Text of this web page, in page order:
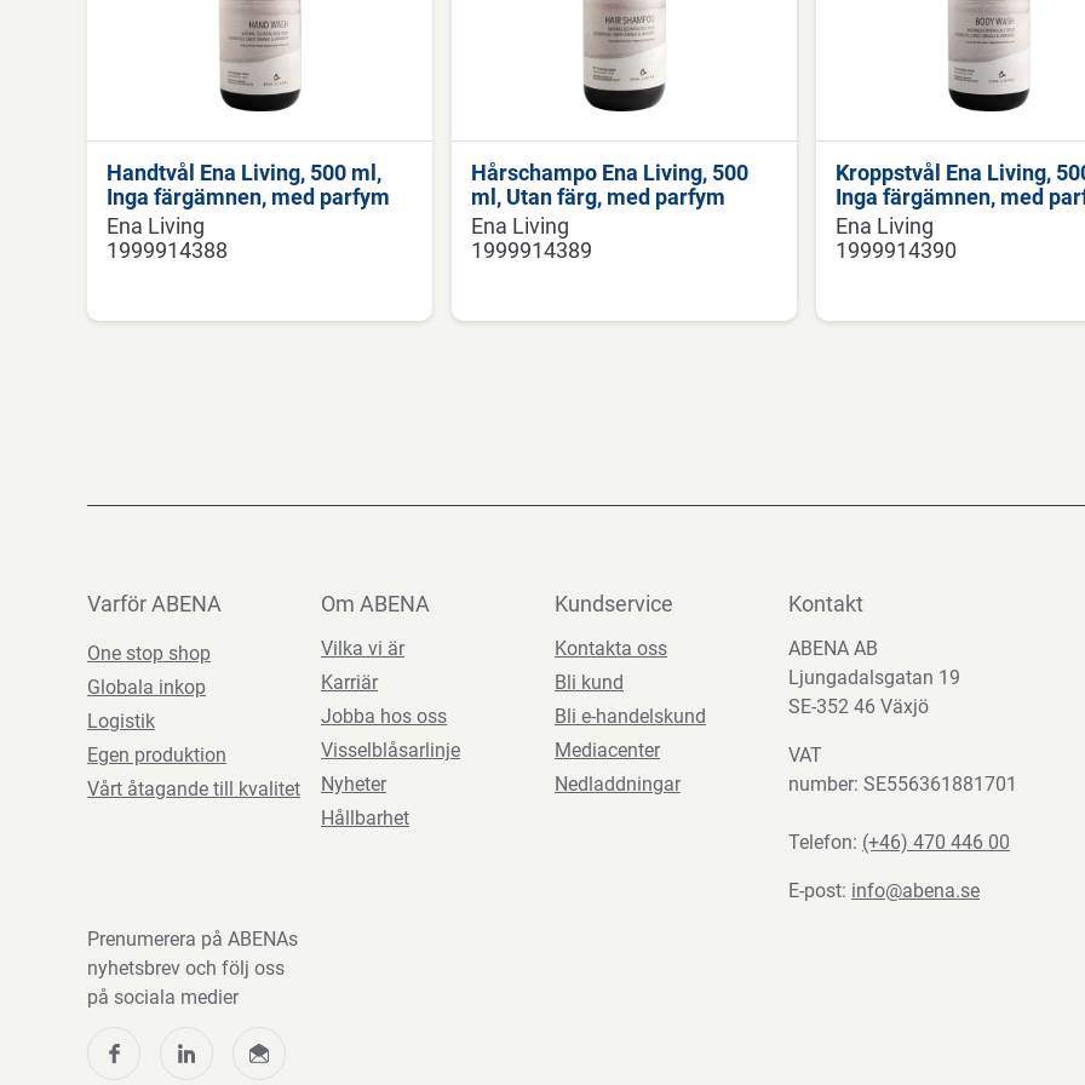
Handtvål Ena Living, 500 ml,
Inga färgämnen, med parfym
Ena Living
1999914388
Hårschampo Ena Living, 500
ml, Utan färg, med parfym
Ena Living
1999914389
Kroppstvål Ena Living,
Inga färgämnen, med
Ena Living
1999914390
Varför ABENA
One stop shop
Globala inkop
Logistik
Egen produktion
Vårt åtagande till kvalitet
Om ABENA
Vilka vi är
Karriär
Jobba hos oss
Visselblåsarlinje
Nyheter
Hållbarhet
Kundservice
Kontakta oss
Bli kund
Bli e-handelskund
Mediacenter
Nedladdningar
Kontakt
ABENA AB
Ljungadalsgatan 19
SE-352 46 Växjö
VAT
number: SE556361881701
Telefon: (+46) 470 446 00
E-post: info@abena.se
Prenumerera på ABENAs
nyhetsbrev och följ oss
på sociala medier